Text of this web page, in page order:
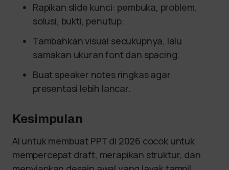
Rapikan slide kunci: pembuka, problem,
solusi, bukti, penutup.
Tambahkan visual secukupnya, lalu
samakan ukuran font dan spacing.
Buat speaker notes ringkas agar
presentasi lebih lancar.
Kesimpulan
AI untuk membuat PPT di 2026 cocok untuk
mempercepat draft, merapikan struktur, dan